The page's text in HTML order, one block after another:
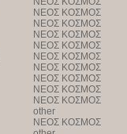
NEOΣ KOΣMOΣ
NEOΣ KOΣMOΣ
NEOΣ KOΣMOΣ
NEOΣ KOΣMOΣ
NEOΣ KOΣMOΣ
NEOΣ KOΣMOΣ
NEOΣ KOΣMOΣ
NEOΣ KOΣMOΣ
NEOΣ KOΣMOΣ
other
NEOΣ KOΣMOΣ